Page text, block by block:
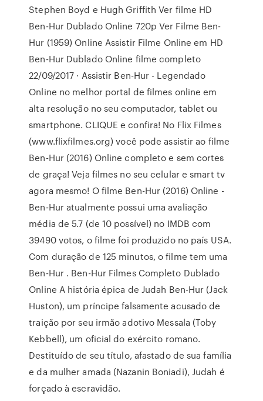
Stephen Boyd e Hugh Griffith Ver filme HD
Ben-Hur Dublado Online 720p Ver Filme Ben-
Hur (1959) Online Assistir Filme Online em HD
Ben-Hur Dublado Online filme completo
22/09/2017 · Assistir Ben-Hur - Legendado
Online no melhor portal de filmes online em
alta resolução no seu computador, tablet ou
smartphone. CLIQUE e confira! No Flix Filmes
(www.flixfilmes.org) você pode assistir ao filme
Ben-Hur (2016) Online completo e sem cortes
de graça! Veja filmes no seu celular e smart tv
agora mesmo! O filme Ben-Hur (2016) Online -
Ben-Hur atualmente possui uma avaliação
média de 5.7 (de 10 possível) no IMDB com
39490 votos, o filme foi produzido no país USA.
Com duração de 125 minutos, o filme tem uma
Ben-Hur . Ben-Hur Filmes Completo Dublado
Online A história épica de Judah Ben-Hur (Jack
Huston), um príncipe falsamente acusado de
traição por seu irmão adotivo Messala (Toby
Kebbell), um oficial do exército romano.
Destituído de seu título, afastado de sua família
e da mulher amada (Nazanin Boniadi), Judah é
forçado à escravidão.